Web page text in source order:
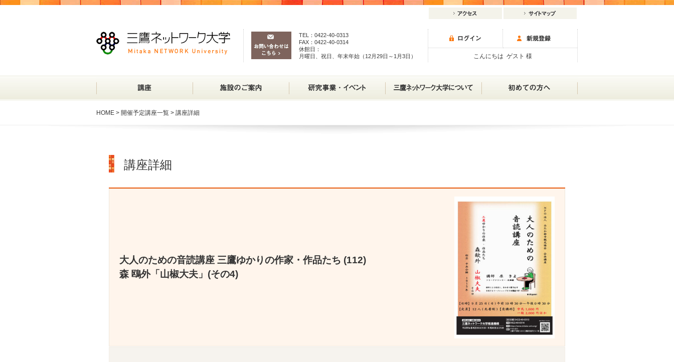
こんにちは ゲスト 様
TEL：0422-40-0313
FAX：0422-40-0314
休館日：
月曜日、祝日、年末年始（12月29日～1月3日）
HOME > 開催予定講座一覧 > 講座詳細
講座詳細
大人のための音読講座 三鷹ゆかりの作家・作品たち (112)
森 鴎外「山椒大夫」(その4)